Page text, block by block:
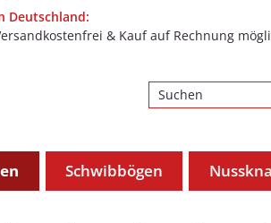
Deutschland:
& Kauf auf Rechnung
Schwibbögen